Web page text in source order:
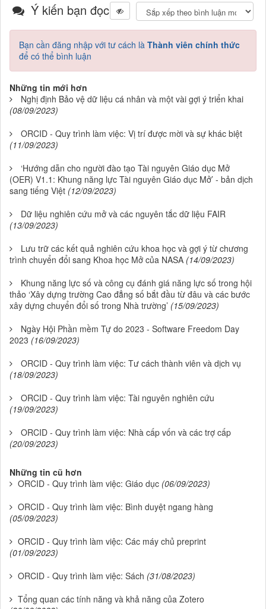
Ý kiến bạn đọc
Bạn cần đăng nhập với tư cách là Thành viên chính thức
để có thể bình luận
Những tin mới hơn
Nghị định Bảo vệ dữ liệu cá nhân và một vài gợi ý triển khai
(08/09/2023)
ORCID - Quy trình làm việc: Vị trí được mời và sự khác biệt
(11/09/2023)
‘Hướng dẫn cho người đào tạo Tài nguyên Giáo dục Mở
(OER) V1.1: Khung năng lực Tài nguyên Giáo dục Mở’ - bản dịch
sang tiếng Việt (12/09/2023)
Dữ liệu nghiên cứu mở và các nguyên tắc dữ liệu FAIR
(13/09/2023)
Lưu trữ các kết quả nghiên cứu khoa học và gợi ý từ chương
trình chuyển đổi sang Khoa học Mở của NASA (14/09/2023)
Khung năng lực số và công cụ đánh giá năng lực số trong hội
thảo ‘Xây dựng trường Cao đẳng số bắt đầu từ đâu và các bước
xây dựng chuyển đổi số trong Nhà trường’ (15/09/2023)
Ngày Hội Phần mềm Tự do 2023 - Software Freedom Day
2023 (16/09/2023)
ORCID - Quy trình làm việc: Tư cách thành viên và dịch vụ
(18/09/2023)
ORCID - Quy trình làm việc: Tài nguyên nghiên cứu
(19/09/2023)
ORCID - Quy trình làm việc: Nhà cấp vốn và các trợ cấp
(20/09/2023)
Những tin cũ hơn
ORCID - Quy trình làm việc: Giáo dục (06/09/2023)
ORCID - Quy trình làm việc: Bình duyệt ngang hàng
(05/09/2023)
ORCID - Quy trình làm việc: Các máy chủ preprint
(01/09/2023)
ORCID - Quy trình làm việc: Sách (31/08/2023)
Tổng quan các tính năng và khả năng của Zotero